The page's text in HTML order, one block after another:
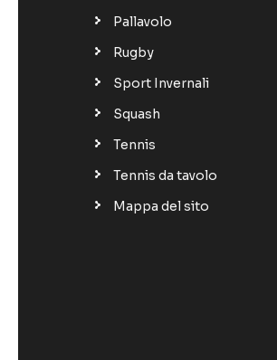
Pallavolo
Rugby
Sport Invernali
Squash
Tennis
Tennis da tavolo
Mappa del sito